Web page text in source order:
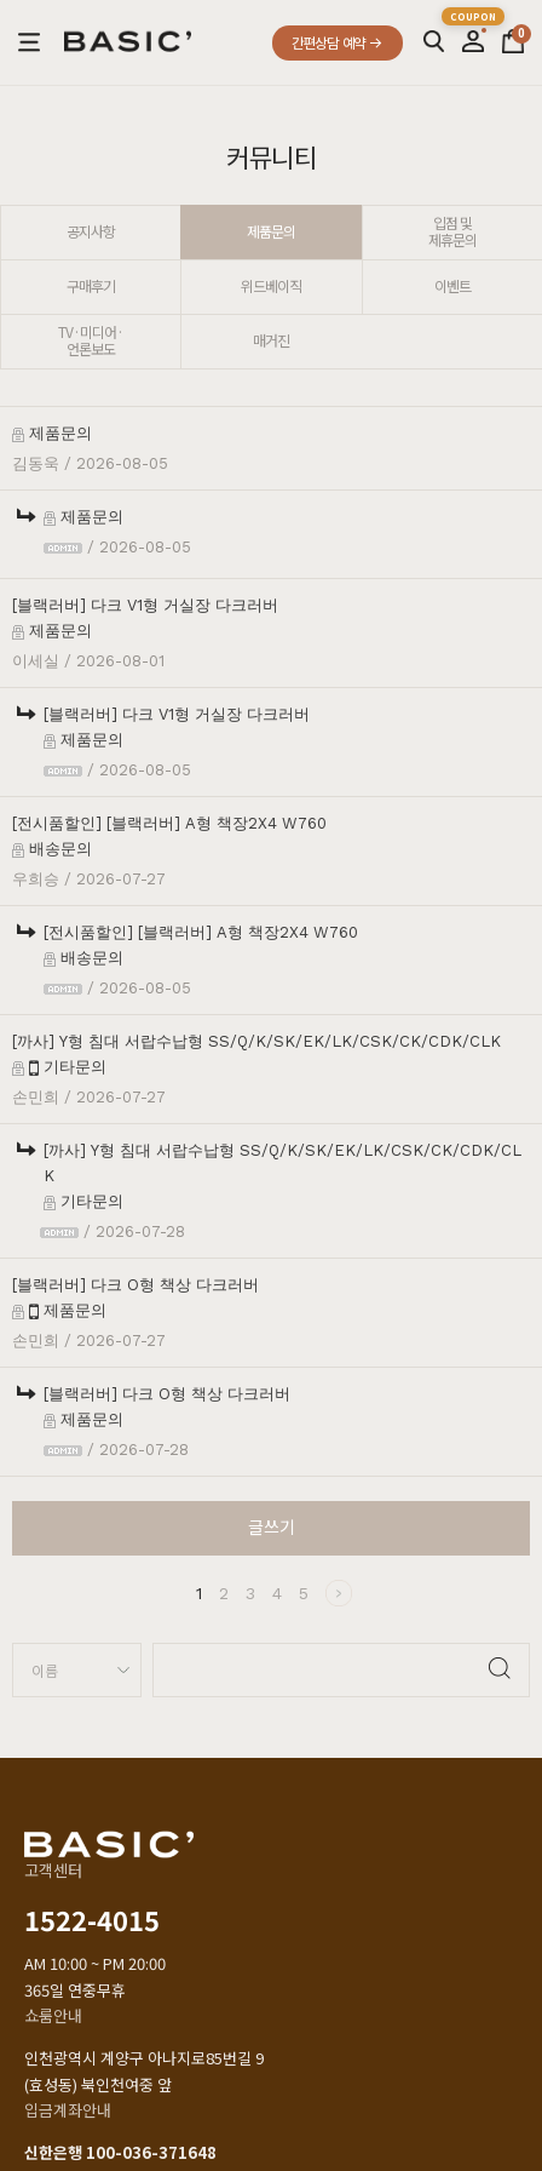
간편상담 예약
0
커뮤니티
공지사항 제품문의
입점 및
제휴문의
구매후기 위드베이직 이벤트
TV·미디어·
언론보도
매거진
제품문의
김동욱 / 2026-08-05
제품문의
/ 2026-08-05
[블랙러버] 다크 V1형 거실장 다크러버
제품문의
이세실 / 2026-08-01
[블랙러버] 다크 V1형 거실장 다크러버
제품문의
/ 2026-08-05
[전시품할인] [블랙러버] A형 책장2X4 W760
배송문의
우희승 / 2026-07-27
[전시품할인] [블랙러버] A형 책장2X4 W760
배송문의
/ 2026-08-05
[까사] Y형 침대 서랍수납형 SS/Q/K/SK/EK/LK/CSK/CK/CDK/CLK
기타문의
손민희 / 2026-07-27
[까사] Y형 침대 서랍수납형 SS/Q/K/SK/EK/LK/CSK/CK/CDK/CL
K
기타문의
/ 2026-07-28
[블랙러버] 다크 O형 책상 다크러버
제품문의
손민희 / 2026-07-27
[블랙러버] 다크 O형 책상 다크러버
제품문의
/ 2026-07-28
글쓰기
1 2 3 4 5
고객센터
1522-4015
AM 10:00 ~ PM 20:00
365일 연중무휴
쇼룸안내
인천광역시 계양구 아나지로85번길 9
(효성동) 북인천여중 앞
입금계좌안내
신한은행 100-036-371648